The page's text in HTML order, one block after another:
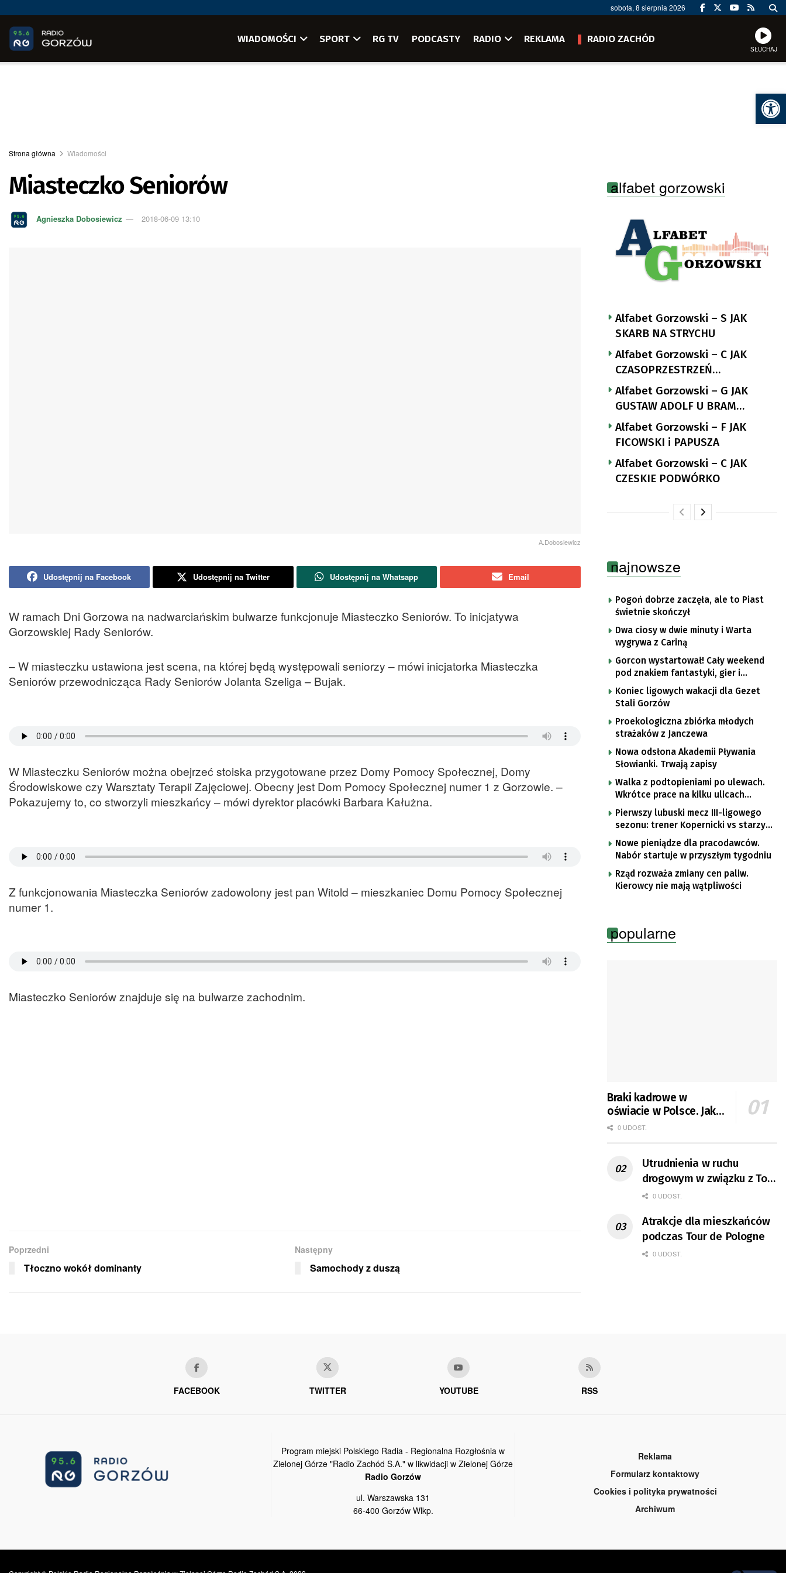
sobota, 8 sierpnia 2026
WIADOMOŚCI SPORT RG TV PODCASTY RADIO REKLAMA RADIO ZACHÓD
SŁUCHAJ
Strona główna Wiadomości
Miasteczko Seniorów
Agnieszka Dobosiewicz 2018-06-09 13:10
A.Dobosiewicz
Udostępnij na Facebook Udostępnij na Twitter Udostępnij na Whatsapp Email
W ramach Dni Gorzowa na nadwarciańskim bulwarze funkcjonuje Miasteczko Seniorów. To inicjatywa
Gorzowskiej Rady Seniorów.
– W miasteczku ustawiona jest scena, na której będą występowali seniorzy – mówi inicjatorka Miasteczka
Seniorów przewodnicząca Rady Seniorów Jolanta Szeliga – Bujak.
W Miasteczku Seniorów można obejrzeć stoiska przygotowane przez Domy Pomocy Społecznej, Domy
Środowiskowe czy Warsztaty Terapii Zajęciowej. Obecny jest Dom Pomocy Społecznej numer 1 z Gorzowie. –
Pokazujemy to, co stworzyli mieszkańcy – mówi dyrektor placówki Barbara Kałużna.
Z funkcjonowania Miasteczka Seniorów zadowolony jest pan Witold – mieszkaniec Domu Pomocy Społecznej
numer 1.
Miasteczko Seniorów znajduje się na bulwarze zachodnim.
Poprzedni
Tłoczno wokół dominanty
Następny
Samochody z duszą
alfabet gorzowski
Alfabet Gorzowski – S JAK
SKARB NA STRYCHU
Alfabet Gorzowski – C JAK
CZASOPRZESTRZEŃ
NUTTGENSA
Alfabet Gorzowski – G JAK
GUSTAW ADOLF U BRAM
LANDSBERGA
Alfabet Gorzowski – F JAK
FICOWSKI i PAPUSZA
Alfabet Gorzowski – C JAK
CZESKIE PODWÓRKO
najnowsze
Pogoń dobrze zaczęła, ale to Piast
świetnie skończył
Dwa ciosy w dwie minuty i Warta
wygrywa z Cariną
Gorcon wystartował! Cały weekend
pod znakiem fantastyki, gier i
popkultury
Koniec ligowych wakacji dla Gezet
Stali Gorzów
Proekologiczna zbiórka młodych
strażaków z Janczewa
Nowa odsłona Akademii Pływania
Słowianki. Trwają zapisy
Walka z podtopieniami po ulewach.
Wkrótce prace na kilku ulicach
Gorzowa
Pierwszy lubuski mecz III-ligowego
sezonu: trener Kopernicki vs starzy
znajomi
Nowe pieniądze dla pracodawców.
Nabór startuje w przyszłym tygodniu
Rząd rozważa zmiany cen paliw.
Kierowcy nie mają wątpliwości
popularne
Braki kadrowe w
oświacie w Polsce. Jak
jest w Gorzowie?
0 UDOST.
Utrudnienia w ruchu
drogowym w związku z Tour
de Pologne
0 UDOST.
Atrakcje dla mieszkańców
podczas Tour de Pologne
0 UDOST.
FACEBOOK TWITTER YOUTUBE RSS
Program miejski Polskiego Radia - Regionalna Rozgłośnia w
Zielonej Górze "Radio Zachód S.A." w likwidacji w Zielonej Górze
Radio Gorzów
ul. Warszawska 131
66-400 Gorzów Wlkp.
Reklama
Formularz kontaktowy
Cookies i polityka prywatności
Archiwum